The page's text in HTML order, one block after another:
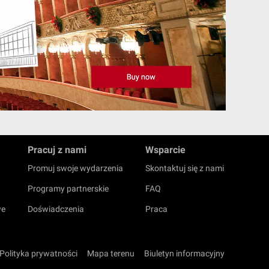
Pracuj z nami
Promuj swoje wydarzenia
Programy partnerskie
Doświadczenia
Wsparcie
Skontaktuj się z nami
FAQ
Praca
Polityka prywatności Mapa terenu Biuletyn informacyjny